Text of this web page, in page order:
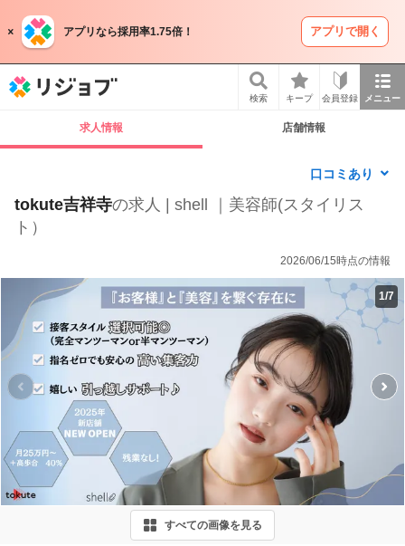
アプリなら採用率1.75倍！ アプリで開く
検索 キープ 会員登録 メニュー
求人情報 店舗情報
口コミあり
tokute吉祥寺の求人 | shell ｜美容師(スタイリス
ト）
2026/06/15時点の情報
1/7
すべての画像を見る